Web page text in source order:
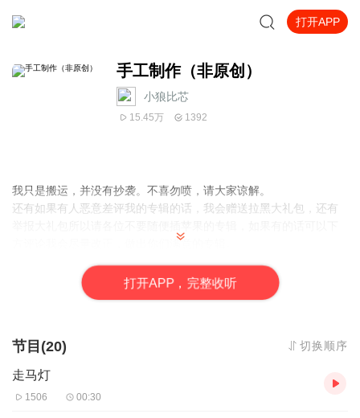
打开APP
手工制作（非原创）
小狼比芯
15.45万 1392
我只是搬运，并没有抄袭。不喜勿喷，请大家谅解。
还有如果有人恶意差评我的专辑的话，我会赠送拉黑大礼包，还有
方评论我会尽量改正，做出你们满意的专辑。
打开APP，完整收听
节目(20) 切换顺序
走马灯
1506 00:30